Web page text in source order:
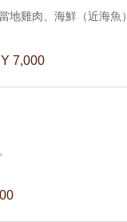
地雞肉、海鮮（近海魚）
7,000